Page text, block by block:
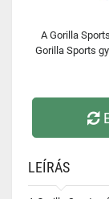
A Gorilla
Gorilla Sports
LEÍRÁS